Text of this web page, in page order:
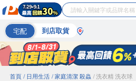
宅配 到店取貨
首頁 / 日用生活 / 家庭清潔 殺蟲 / 洗衣精 洗衣球